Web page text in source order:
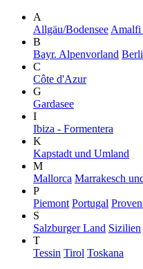
A
Allgäu/Bodensee Amalfi
B
Bayr. Alpenvorland
C
Côte d'Azur
G
Gardasee
I
Ibiza - Formentera
K
Kapstadt und Umland
M
Mallorca Marrakesch
P
Piemont Portugal
S
Salzburger Land Sizilien
T
Tessin Tirol Toskana